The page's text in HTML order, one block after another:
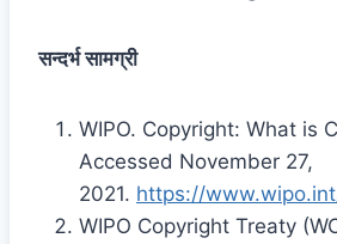
सन्दर्भ सामग्री
WIPO. Copyright: What is
Accessed November 27,
2021. https://
WIPO Copyright Treaty